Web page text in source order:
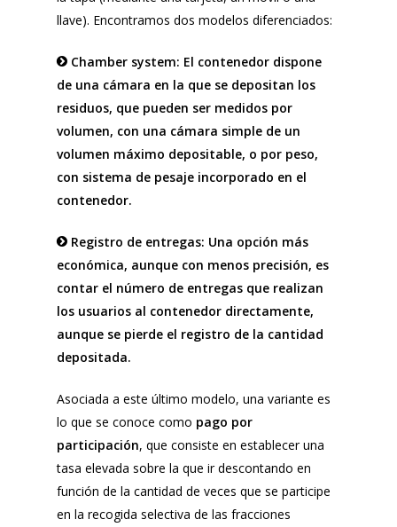
llave). Encontramos dos modelos diferenciados:
Chamber system: El contenedor dispone
de una cámara en la que se depositan los
residuos, que pueden ser medidos por
volumen, con una cámara simple de un
volumen máximo depositable, o por peso,
con sistema de pesaje incorporado en el
contenedor.
Registro de entregas: Una opción más
económica, aunque con menos precisión, es
contar el número de entregas que realizan
los usuarios al contenedor directamente,
aunque se pierde el registro de la cantidad
depositada.
Asociada a este último modelo, una variante es
lo que se conoce como pago por
participación, que consiste en establecer una
tasa elevada sobre la que ir descontando en
función de la cantidad de veces que se participe
en la recogida selectiva de las fracciones